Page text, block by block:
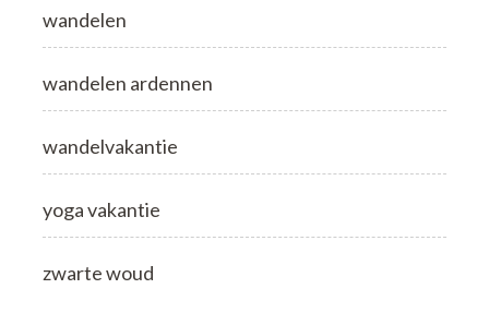
wandelen
wandelen ardennen
wandelvakantie
yoga vakantie
zwarte woud